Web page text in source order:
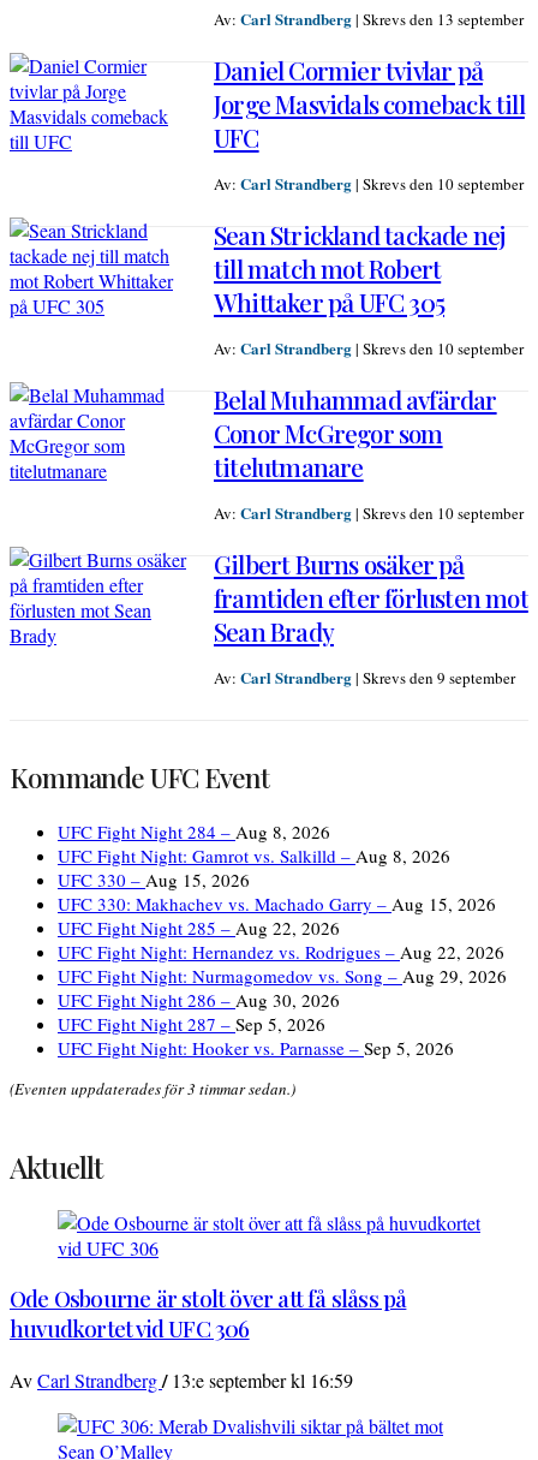
Av: Carl Strandberg| Skrevs den 13 september
Daniel Cormier tvivlar på
Jorge Masvidals comeback till
UFC
Av: Carl Strandberg| Skrevs den 10 september
Sean Strickland tackade nej
till match mot Robert
Whittaker på UFC 305
Av: Carl Strandberg| Skrevs den 10 september
Belal Muhammad avfärdar
Conor McGregor som
titelutmanare
Av: Carl Strandberg| Skrevs den 10 september
Gilbert Burns osäker på
framtiden efter förlusten mot
Sean Brady
Av: Carl Strandberg| Skrevs den 9 september
Kommande UFC Event
UFC Fight Night 284 – Aug 8, 2026
UFC Fight Night: Gamrot vs. Salkilld – Aug 8, 2026
UFC 330 – Aug 15, 2026
UFC 330: Makhachev vs. Machado Garry – Aug 15, 2026
UFC Fight Night 285 – Aug 22, 2026
UFC Fight Night: Hernandez vs. Rodrigues – Aug 22, 2026
UFC Fight Night: Nurmagomedov vs. Song – Aug 29, 2026
UFC Fight Night 286 – Aug 30, 2026
UFC Fight Night 287 – Sep 5, 2026
UFC Fight Night: Hooker vs. Parnasse – Sep 5, 2026
(Eventen uppdaterades för 3 timmar sedan.)
Aktuellt
Ode Osbourne är stolt över att få slåss på
huvudkortet vid UFC 306
AvCarl Strandberg/ 13:e september kl 16:59